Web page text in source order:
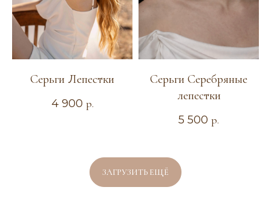
Серьги Лепестки
4 900 р.
Серьги Серебряные
лепестки
5 500 р.
ЗАГРУЗИТЬ ЕЩЁ
+7 904 367-17-18
Новая коллекция
Гребни и шпильки
Колье и сотуары
Серьги и каффы